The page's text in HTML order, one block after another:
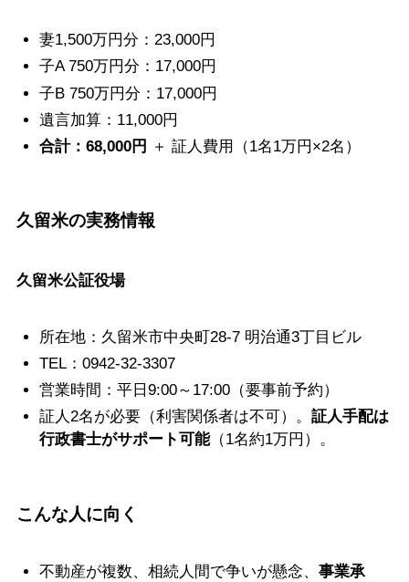
妻1,500万円分：23,000円
子A 750万円分：17,000円
子B 750万円分：17,000円
遺言加算：11,000円
合計：68,000円
＋ 証人費用（1名1万円×2名）
久留米の実務情報
久留米公証役場
所在地：久留米市中央町28-7 明治通3丁目ビル
TEL：0942-32-3307
営業時間：平日9:00～17:00（要事前予約）
証人2名が必要（利害関係者は不可）。証人手配は
行政書士がサポート可能（1名約1万円）。
こんな人に向く
不動産が複数、相続人間で争いが懸念、事業承